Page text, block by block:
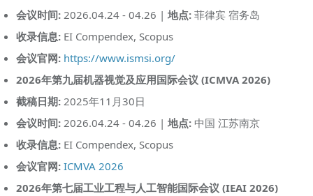
会议时间:2026.04.24 - 04.26 | 地点:菲律宾 宿务岛
收录信息:EI Compendex, Scopus
会议官网: https://www.ismsi.org/
2026年第九届机器视觉及应用国际会议 (ICMVA 2026)
截稿日期:2025年11月30日
会议时间:2026.04.24 - 04.26 | 地点:中国 江苏南京
收录信息:EI Compendex, Scopus
会议官网: ICMVA 2026
2026年第七届工业工程与人工智能国际会议 (IEAI 2026)